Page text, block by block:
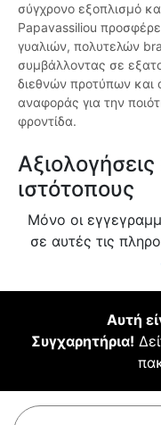
σύγχρονο εξοπλισμό
Papavassiliou
γυαλιών, πολυτελών
συμβάλλοντας σε
διεθνών προτύπων και
αναφοράς για την
φροντίδα.
ιστότοπους
Μόνο οι
σε αυτές τις
Αυτή
Συγχαρητήρια!